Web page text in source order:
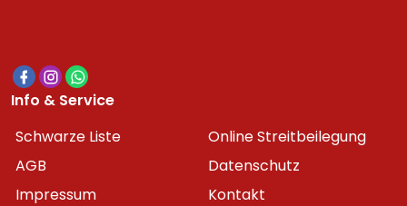
Info & Service
Schwarze Liste
Online Streitbeilegung
AGB
Datenschutz
Impressum
Kontakt